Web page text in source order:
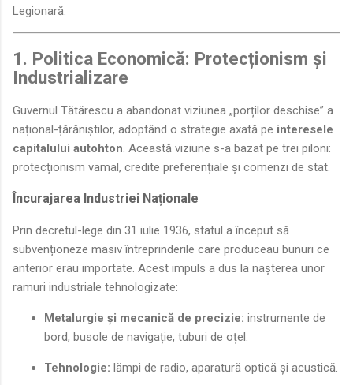
Legionară.
1. Politica Economică: Protecționism și
Industrializare
Guvernul Tătărescu a abandonat viziunea „porților deschise” a
național-țărăniștilor, adoptând o strategie axată pe interesele
capitalului autohton. Această viziune s-a bazat pe trei piloni:
protecționism vamal, credite preferențiale și comenzi de stat.
Încurajarea Industriei Naționale
Prin decretul-lege din 31 iulie 1936, statul a început să
subvenționeze masiv întreprinderile care produceau bunuri ce
anterior erau importate. Acest impuls a dus la nașterea unor
ramuri industriale tehnologizate:
Metalurgie și mecanică de precizie: instrumente de
bord, busole de navigație, tuburi de oțel.
Tehnologie: lămpi de radio, aparatură optică și acustică.